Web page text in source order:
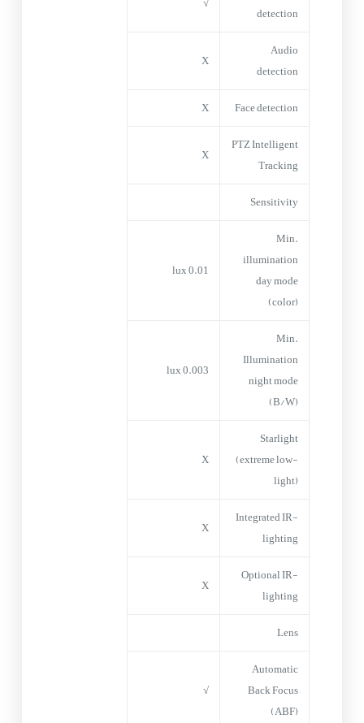
detection
Audio
detection
X
Face detection
X
PTZ Intelligent
Tracking
X
Sensitivity
Min.
illumination
day mode
(color)
0.01 lux
Min.
Illumination
night mode
(B/W)
0.003 lux
Starlight
(extreme low-
light)
X
Integrated IR-
lighting
X
Optional IR-
lighting
X
Lens
Automatic
Back Focus
(ABF)
√